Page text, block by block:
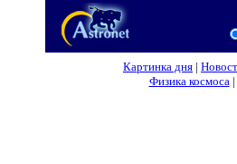
Картинка дня |
Физика космоса|